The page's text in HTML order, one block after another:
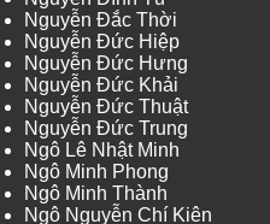
Nguyễn Đắc Thời
Nguyễn Đức Hiệp
Nguyễn Đức Hưng
Nguyễn Đức Khải
Nguyễn Đức Thuật
Nguyễn Đức Trung
Ngô Lê Nhật Minh
Ngô Minh Phong
Ngô Minh Thành
Ngô Nguyễn Chí Kiên